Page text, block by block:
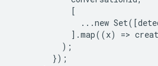
            [
...new
].map((x) =>
          );
        });